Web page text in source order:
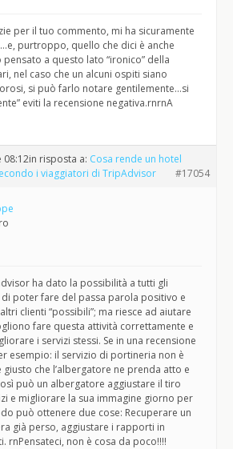
per il tuo commento, mi ha sicuramente
purtroppo, quello che dici è anche
a questo lato “ironico” della
nel caso che un alcuni ospiti siano
si può farlo notare gentilemente…si
eviti la recensione negativa.rnrnA
08:12in risposta a: Cosa rende un hotel
i viaggiatori di TripAdvisor
#17054
ha dato la possibilità a tutti gli
poter fare del passa parola positivo e
clienti “possibili”; ma riesce ad aiutare
fare questa attività correttamente e
i servizi stessi. Se in una recensione
esempio: il servizio di portineria non è
che l’albergatore ne prenda atto e
può un albergatore aggiustare il tiro
e migliorare la sua immagine giorno per
può ottenere due cose: Recuperare un
già perso, aggiustare i rapporti in
rnPensateci, non è cosa da poco!!!!